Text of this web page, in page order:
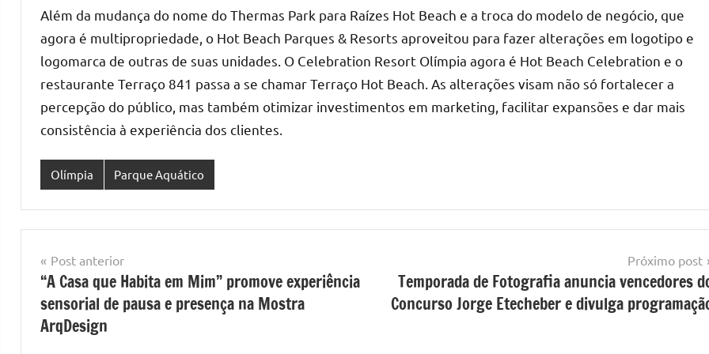
Além da mudança do nome do Thermas Park para Raízes Hot Beach e a troca do modelo de negócio, que
agora é multipropriedade, o Hot Beach Parques & Resorts aproveitou para fazer alterações em logotipo e
logomarca de outras de suas unidades. O Celebration Resort Olímpia agora é Hot Beach Celebration e o
restaurante Terraço 841 passa a se chamar Terraço Hot Beach. As alterações visam não só fortalecer a
percepção do público, mas também otimizar investimentos em marketing, facilitar expansões e dar mais
consistência à experiência dos clientes.
Olímpia Parque Aquático
Navegação
de
Post
Post anterior
“A Casa que Habita em Mim” promove experiência
sensorial de pausa e presença na Mostra
ArqDesign
Próximo post
Temporada de Fotografia anuncia vencedores
Concurso Jorge Etecheber e divulga